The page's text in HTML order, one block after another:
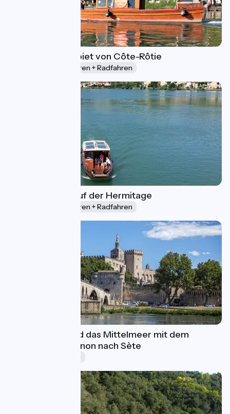
Das Weinbaugebiet von Côte-Rôtie
Bootstouren + Radfahren
Die Kreuzfahrt auf der Hermitage
Bootstouren + Radfahren
Die ViaRhôna und das Mittelmeer mit dem
Fahrrad von Avignon nach Sète